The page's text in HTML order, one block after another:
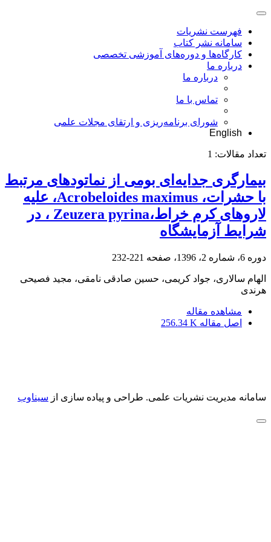
فهرست نشریات
سامانه نشر کتاب
کارگاه‌ها و دوره‌های آموزشی تخصصی
درباره ما
درباره ما
تماس با ما
شورای برنامه‌ریزی و ارتقای مجلات علمی
English
تعداد مقالات: 1
بیمارگری جدایه‌ای بومی از نماتود‌های مرتبط
با حشرات، Acrobeloides maximus، علیه
لارو‌های کرم خراط،Zeuzera pyrina ، در
شرایط آزمایشگاه
دوره 6، شماره 2، 1396، صفحه 221-232
الهام سالاری، جواد کریمی، حسین صادقی نامقی، مجید فصیحی
هرندی
مشاهده مقاله
اصل مقاله 256.34 K
سامانه مدیریت نشریات علمی. طراحی و پیاده سازی از سیناوب